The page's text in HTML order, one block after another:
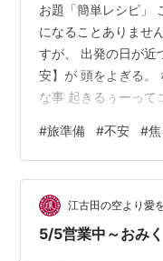
お題「簡単レシピ」
になることありませ
すが、 出発の日が近
安】が 頭をよぎる。
な事 起きるぅーって
療養中。 こんな事・
事業所内感染はなか
暇も提出済みだし、
私は（！） そんな 不
に拍車をかける。 ま
#旅準備 #不安 #焦
江古田の空より愛
5/5営業中～おみ